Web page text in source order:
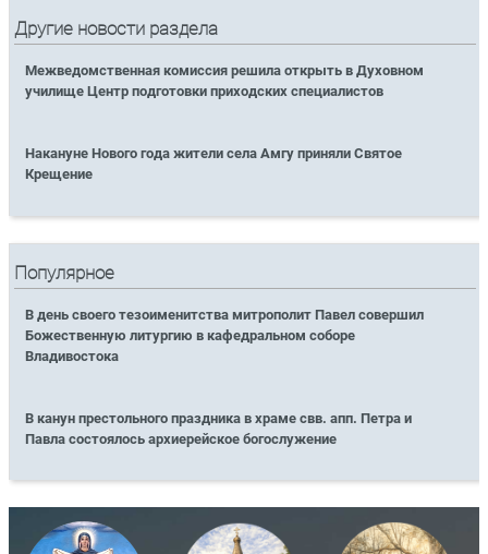
Другие новости раздела
Межведомственная комиссия решила открыть в Духовном
училище Центр подготовки приходских специалистов
Накануне Нового года жители села Амгу приняли Святое
Крещение
Популярное
В день своего тезоименитства митрополит Павел совершил
Божественную литургию в кафедральном соборе
Владивостока
В канун престольного праздника в храме свв. апп. Петра и
Павла состоялось архиерейское богослужение